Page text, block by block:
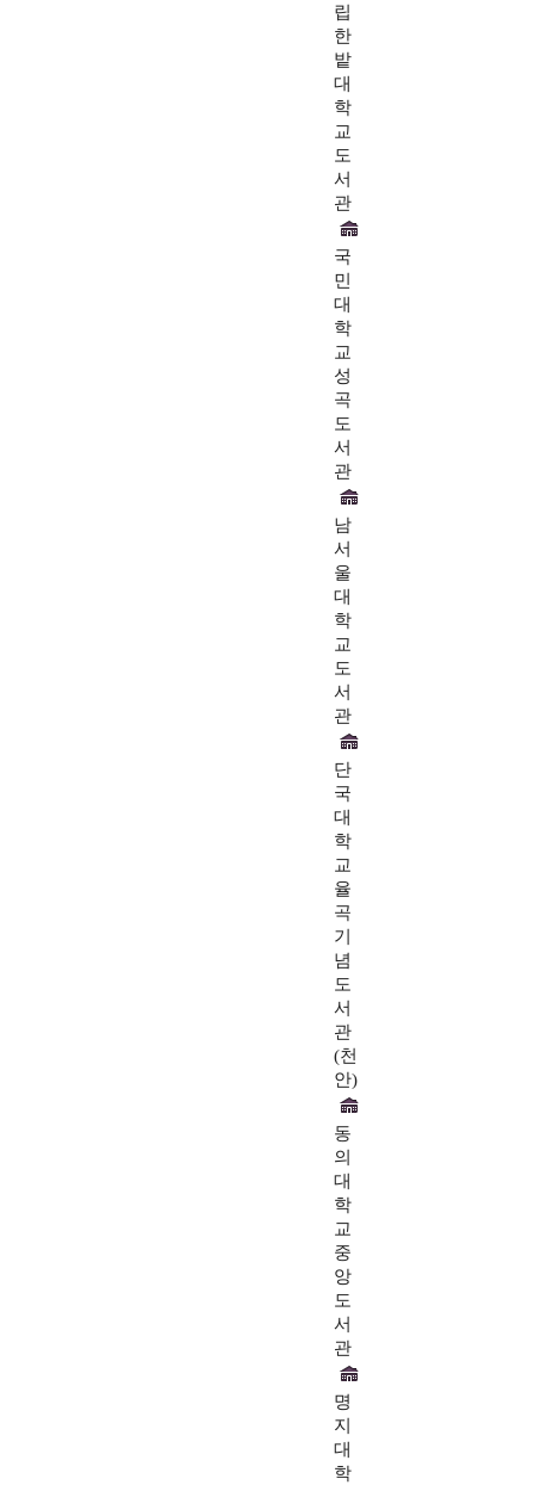
립
한
밭
대
학
교
도
서
관
국
민
대
학
교
성
곡
도
서
관
남
서
울
대
학
교
도
서
관
단
국
대
학
교
율
곡
기
념
도
서
관
(천
안)
동
의
대
학
교
중
앙
도
서
관
명
지
대
학